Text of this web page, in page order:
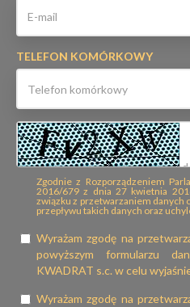
TELEFON KOMÓRKOWY
Zgodnie z Rozporządzeniem
2016/679 z dnia 27 kwietnia
związku z przetwarzaniem danych
przepływu takich danych oraz
Wyrażam zgodę na
powyższym formularzu
KWADRAT s.c. w celu
Wyrażam zgodę na